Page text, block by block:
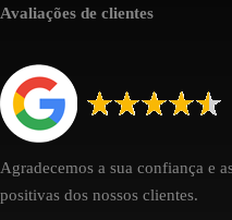
Avaliações de clientes
Agradecemos a sua confiança e
positivas dos nossos clientes.